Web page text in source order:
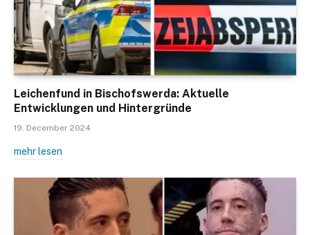
Leichenfund in Bischofswerda: Aktuelle
Entwicklungen und Hintergründe
19. December 2024
mehr lesen